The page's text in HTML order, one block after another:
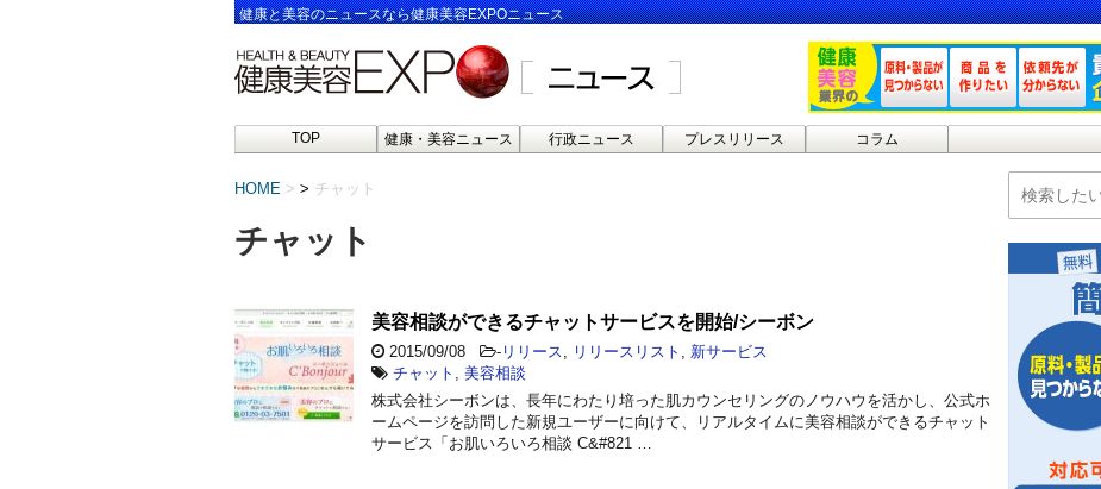
健康と美容のニュースなら健康美容EXPOニュース
TOP 健康・美容ニュース 行政ニュース プレスリリース コラム
HOME > チャット
チャット
美容相談ができるチャットサービスを開始/シーボン
2015/09/08 - リリース リリースリスト
新サービス
チャット
美容相談
株式会社シーボンは、長年にわたり培った肌カウンセリングのノウハウを活かし、公式ホ
ームページを訪問した新規ユーザーに向けて、リアルタイムに美容相談ができるチャット
サービス「お肌いろいろ相談 C&#821 …